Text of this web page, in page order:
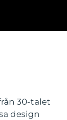
30-talet
design